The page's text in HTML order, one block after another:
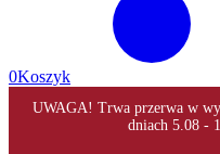
0Koszyk